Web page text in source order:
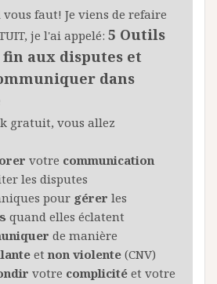
faut! Je viens de refaire
je l'ai appelé: 5 Outils
aux disputes et
dans
gratuit, vous allez
votre communication
les disputes
pour gérer les
quand elles éclatent
de manière
et non violente (CNV)
votre complicité et votre